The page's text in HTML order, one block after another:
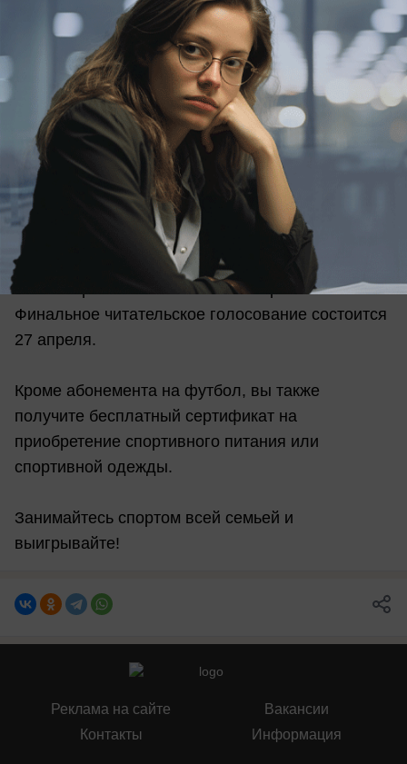
Сделайте фото вашего ребенка во время
занятий спортом - с гантелей, на шпагате, с
мячом или сфотографируйте семейные
пробежки, игры на спортивных площадках,
утреннюю зарядку - все зависит только от вашей
фантазии! Главное - покажите, что спорт не чужд
вашей семье. Фото в горизонтальном ракурсе
присылайте на нашу электронную
почту
foto@bloknot-stavropol.ru
или в директ
@bloknot_stavropol
Заявки принимаются с 4 по 26 апреля.
Финальное читательское голосование состоится
27 апреля.
Кроме абонемента на футбол, вы также
получите бесплатный сертификат на
приобретение спортивного питания или
спортивной одежды.
Занимайтесь спортом всей семьей и
выигрывайте!
Реклама на сайте
Контакты
Вакансии
Информация